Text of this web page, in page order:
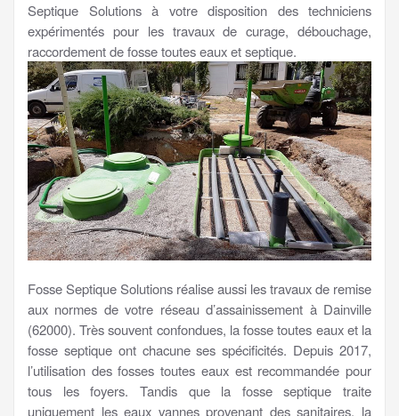
Septique Solutions à votre disposition des techniciens
expérimentés pour les travaux de curage, débouchage,
raccordement de fosse toutes eaux et septique.
Fosse Septique Solutions réalise aussi les travaux de remise
aux normes de votre réseau d’assainissement à Dainville
(62000). Très souvent confondues, la fosse toutes eaux et la
fosse septique ont chacune ses spécificités. Depuis 2017,
l’utilisation des fosses toutes eaux est recommandée pour
tous les foyers. Tandis que la fosse septique traite
uniquement les eaux vannes provenant des sanitaires, la